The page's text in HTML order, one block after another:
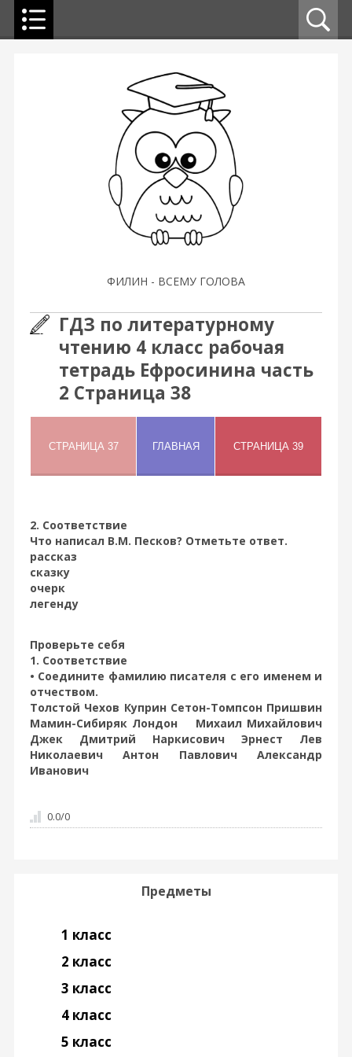
ФИЛИН - ВСЕМУ ГОЛОВА
ГДЗ по литературному
чтению 4 класс рабочая
тетрадь Ефросинина часть
2 Страница 38
2. Соответствие
Что написал В.М. Песков? Отметьте ответ.
рассказ
сказку
очерк
легенду
Проверьте себя
1. Соответствие
• Соедините фамилию писателя с его именем и
отчеством.
Толстой Чехов Куприн Сетон-Томпсон Пришвин
Мамин-Сибиряк Лондон Михаил Михайлович
Джек Дмитрий Наркисович Эрнест Лев
Николаевич Антон Павлович Александр
Иванович
0.0/0
Предметы
1 класс
2 класс
3 класс
4 класс
5 класс